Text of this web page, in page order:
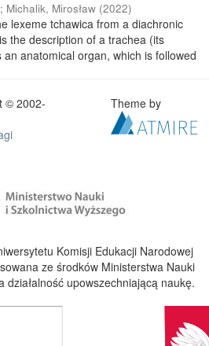
; Michalik, Mirosław (2022)
lexeme tchawica from a diachronic
the description of a trachea (its
anatomical organ, which is followed
© 2002-
Theme by
Komisji Edukacji Narodowej
ze środków Ministerstwa Nauki
działalność upowszechniającą naukę.